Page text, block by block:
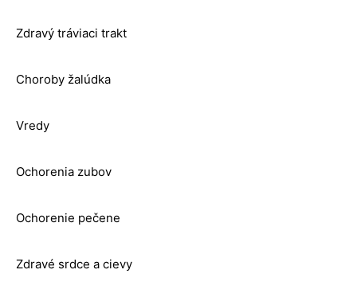
Zdravý tráviaci trakt
Choroby žalúdka
Vredy
Ochorenia zubov
Ochorenie pečene
Zdravé srdce a cievy